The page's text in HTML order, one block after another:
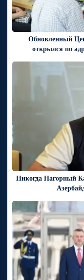
Обновленный
открылся по
Никогда Нагорный